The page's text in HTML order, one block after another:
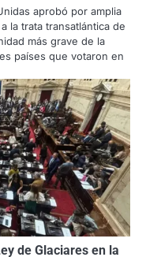
aprobó por amplia
la trata transatlántica de
más grave de la
países que votaron en
de Glaciares en la